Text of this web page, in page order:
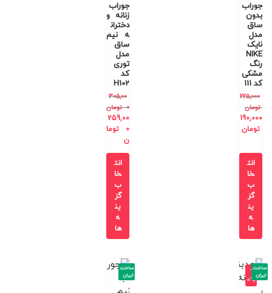
جوراب
بدون
ساق
مدل
نایک
NIKE
رنگ
مشکی
کد 111
225,000
تومان
190,000
تومان
انت
خا
ب
گز
ین
ه
ها
جوراب
زنانه و
دختران
ه نیم
ساق
مدل
توری
کد
H102
305,00
0 تومان
259,00
0
توما
ن
انت
خا
ب
گز
ین
ه
ها
-9
0%
ساخت
ایران
ساخت
ایران